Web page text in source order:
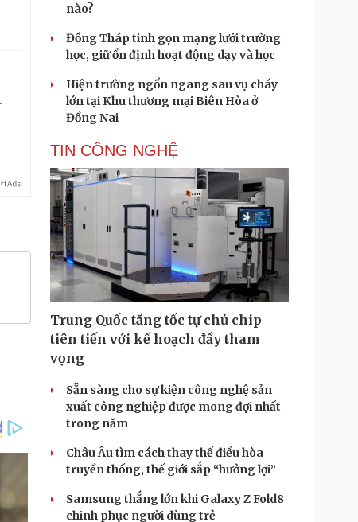
nào?
Đồng Tháp tinh gọn mạng lưới trường
học, giữ ổn định hoạt động dạy và học
Hiện trường ngổn ngang sau vụ cháy
lớn tại Khu thương mại Biên Hòa ở
Đồng Nai
TIN CÔNG NGHỆ
Trung Quốc tăng tốc tự chủ chip
tiên tiến với kế hoạch đầy tham
vọng
Sẵn sàng cho sự kiện công nghệ sản
xuất công nghiệp được mong đợi nhất
trong năm
Châu Âu tìm cách thay thế điều hòa
truyền thống, thế giới sắp “hưởng lợi”
Samsung thắng lớn khi Galaxy Z Fold8
chinh phục người dùng trẻ